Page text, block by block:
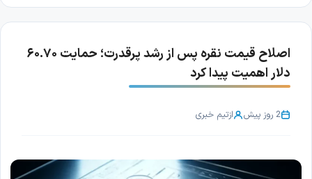
اصلاح قیمت نقره پس از رشد پرقدرت؛ حمایت ۶۰.۷۰
دلار اهمیت پیدا کرد
2 روز پیش ازتیم خبری